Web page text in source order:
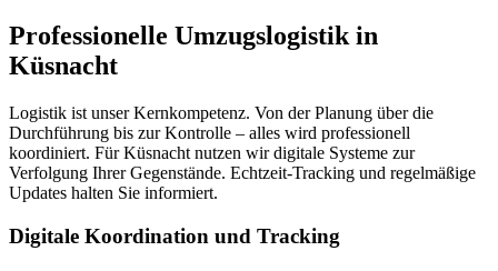
Professionelle Umzugslogistik in
Küsnacht
Logistik ist unser Kernkompetenz. Von der Planung über die
Durchführung bis zur Kontrolle – alles wird professionell
koordiniert. Für Küsnacht nutzen wir digitale Systeme zur
Verfolgung Ihrer Gegenstände. Echtzeit-Tracking und regelmäßige
Updates halten Sie informiert.
Digitale Koordination und Tracking